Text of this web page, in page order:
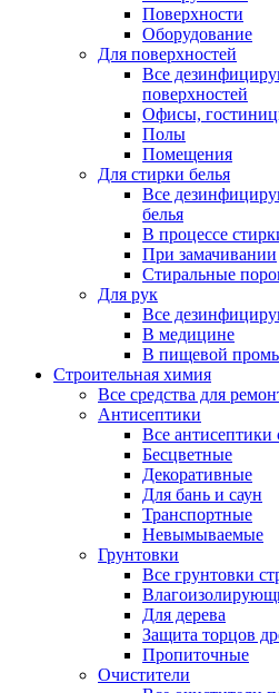
Поверхности
Оборудование
Для поверхностей
Все
поверхностей
Офисы,
Полы
Помещения
Для стирки белья
Все
белья
В процессе
При замачивании
Стиральные
Для рук
Все
В медицине
В пищевой
Строительная химия
Все средства для
Антисептики
Все антисептики
Бесцветные
Декоративные
Для бань и саун
Транспортные
Невымываемые
Грунтовки
Все грунтовки
Для дерева
Защита торцов
Пропиточные
Очистители